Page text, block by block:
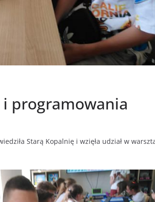
programowania
Starą Kopalnię i wzięła udział w